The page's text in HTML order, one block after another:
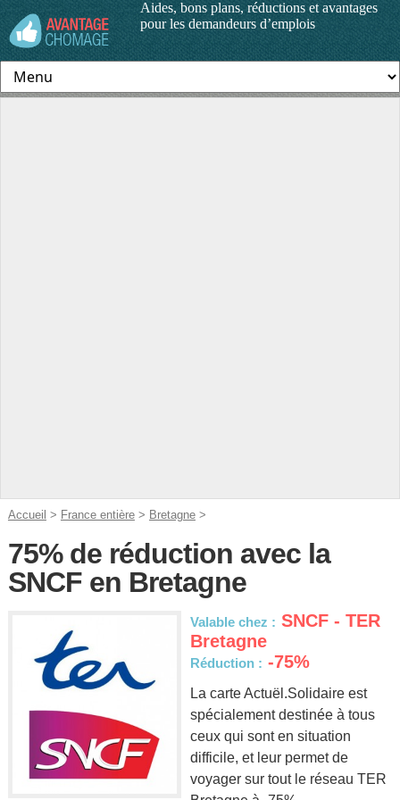
Aides, bons plans, réductions et avantages
pour les demandeurs d’emplois
Accueil > France entière> Bretagne>
75% de réduction avec la
SNCF en Bretagne
Valable chez : SNCF - TER
Bretagne
Réduction : -75%
La carte Actuël.Solidaire est
spécialement destinée à tous
ceux qui sont en situation
difficile, et leur permet de
voyager sur tout le réseau TER